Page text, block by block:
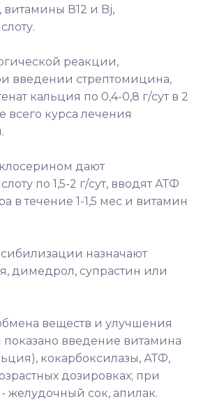
витамины В12 и Bj,
реакции,
введении стрептомицина,
кальция по 0,4-0,8 г/сут в 2
всего курса лечения
дают
по 1,5-2 г/сут, вводят АТФ
в течение 1-1,5 мес и витамин
назначают
димедрол, супрастин или
веществ и улучшения
введение витамина
кокарбоксилазы, АТФ,
дозировках; при
желудочный сок, апилак.